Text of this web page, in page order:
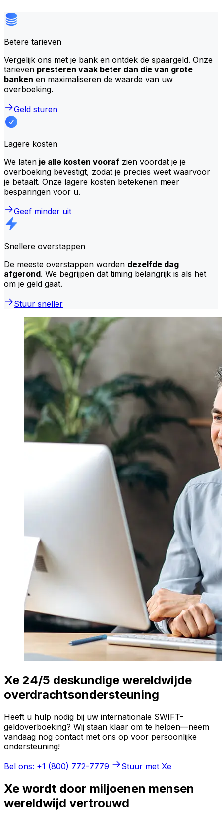
Betere tarieven
Vergelijk ons met je bank en ontdek de spaargeld. Onze
tarieven presteren vaak beter dan die van grote
banken en maximaliseren de waarde van uw
overboeking.
Geld sturen
Lagere kosten
We laten je alle kosten vooraf zien voordat je je
overboeking bevestigt, zodat je precies weet waarvoor
je betaalt. Onze lagere kosten betekenen meer
besparingen voor u.
Geef minder uit
Snellere overstappen
De meeste overstappen worden dezelfde dag
afgerond. We begrijpen dat timing belangrijk is als het
om je geld gaat.
Stuur sneller
Xe 24/5 deskundige wereldwijde
overdrachtsondersteuning
Heeft u hulp nodig bij uw internationale SWIFT-
geldoverboeking? Wij staan klaar om te helpen—neem
vandaag nog contact met ons op voor persoonlijke
ondersteuning!
Bel ons: +1 (800) 772-7779
Stuur met Xe
Xe wordt door miljoenen mensen
wereldwijd vertrouwd